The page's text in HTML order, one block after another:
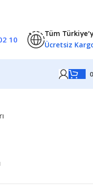
10
Tüm
Ücretsiz